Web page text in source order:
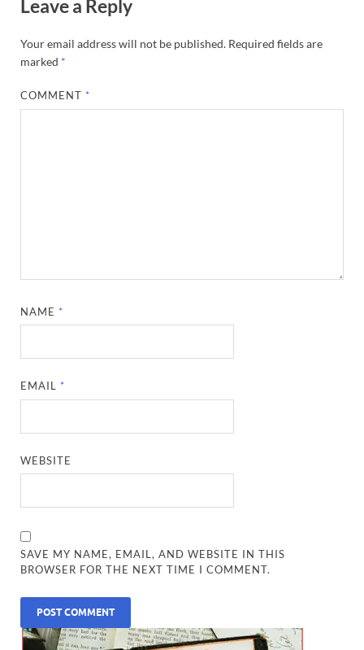
Leave a Reply
Your email address will not be published. Required fields are
marked *
COMMENT *
NAME *
EMAIL *
WEBSITE
SAVE MY NAME, EMAIL, AND WEBSITE IN THIS
BROWSER FOR THE NEXT TIME I COMMENT.